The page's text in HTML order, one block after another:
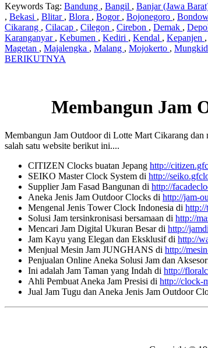
Keywords Tag: Bandung , Bangil , Banjar (Jawa
, Bekasi , Blitar , Blora , Bogor , Bojonegoro ,
Cikarang , Cilacap , Cilegon , Cirebon , Demak ,
Karanganyar , Kebumen , Kediri , Kendal , Kepanjen ,
Magetan , Majalengka , Malang , Mojokerto , Mungkid
BERIKUTNYA
Membangun Jam
Membangun Jam Outdoor di Lotte Mart Cikarang dan
salah satu website berikut ini....
CITIZEN Clocks buatan Jepang http://
SEIKO Master Clock System di http://
Supplier Jam Fasad Bangunan di http://
Aneka Jenis Jam Outdoor Clocks di http://jam-
Mengenal Jenis Tower Clock Indonesia di
Solusi Jam tersinkronisasi bersamaan di http://
Mencari Jam Digital Ukuran Besar di http://
Jam Kayu yang Elegan dan Eksklusif di http://
Menjual Mesin Jam JUNGHANS di http://
Penjualan Online Aneka Solusi Jam dan
Ini adalah Jam Taman yang Indah di http://
Ahli Pembuat Aneka Jam Presisi di http://clock-
Jual Jam Tugu dan Aneka Jenis Jam Outdoor